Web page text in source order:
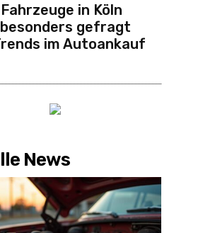
in Köln
gefragt
im Autoankauf
News